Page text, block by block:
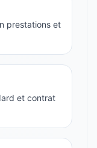
prestations et
et contrat